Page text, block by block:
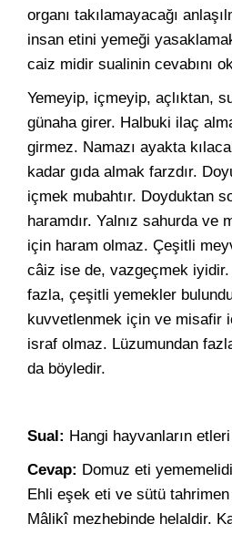
organı takılamayacağı
insan etini yemeği
caiz midir sualinin cevabını
Yemeyip, içmeyip, açlıktan,
günaha girer. Halbuki ilaç
girmez. Namazı ayakta
kadar gıda almak farzdır.
içmek mubahtır. Doyduktan
haramdır. Yalnız sahurda ve
için haram olmaz. Çeşitli
câiz ise de, vazgeçmek
fazla, çeşitli yemekler
kuvvetlenmek için ve misafir
israf olmaz. Lüzumundan
da böyledir.
Sual: Hangi hayvanların
Cevap: Domuz eti
Ehli eşek eti ve sütü tahrimen
Mâlikî mezhebinde helaldir.